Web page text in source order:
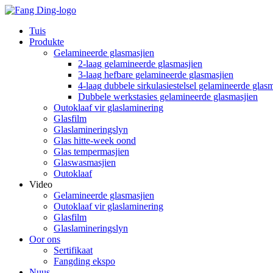
Tuis
Produkte
Gelamineerde glasmasjien
2-laag gelamineerde glasmasjien
3-laag hefbare gelamineerde glasmasjien
4-laag dubbele sirkulasiestelsel gelamineerde
Dubbele werkstasies gelamineerde glasmasjien
Outoklaaf vir glaslaminering
Glasfilm
Glaslamineringslyn
Glas hitte-week oond
Glas tempermasjien
Glaswasmasjien
Outoklaaf
Video
Gelamineerde glasmasjien
Outoklaaf vir glaslaminering
Glasfilm
Glaslamineringslyn
Oor ons
Sertifikaat
Fangding ekspo